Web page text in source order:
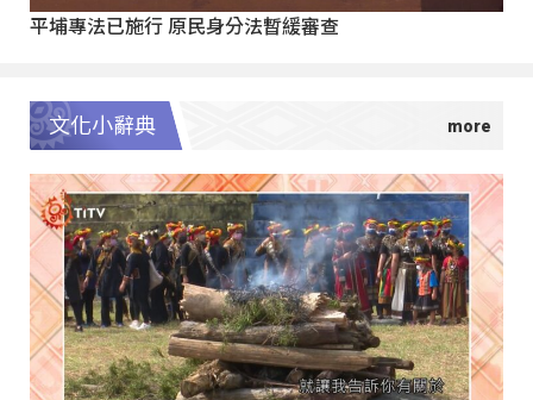
平埔專法已施行 原民身分法暫緩審查
文化小辭典